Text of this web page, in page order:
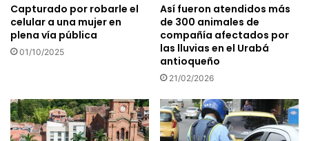
Capturado por robarle el
celular a una mujer en
plena vía pública
01/10/2025
Así fueron atendidos más
de 300 animales de
compañía afectados por
las lluvias en el Urabá
antioqueño
21/02/2026